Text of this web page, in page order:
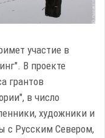
участие в
В проекте
грантов
в число
художники и
с Русским Севером,